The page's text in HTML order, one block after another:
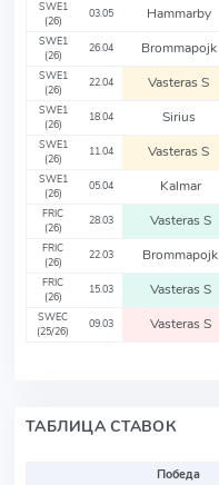
SWE1
(26)
03.05 Hammarby
SWE1
(26)
26.04 Brommapojk
SWE1
(26)
22.04 Vasteras S
SWE1
(26)
18.04 Sirius
SWE1
(26)
11.04 Vasteras S
SWE1
(26)
05.04 Kalmar
FRIC
(26)
28.03 Vasteras S
FRIC
(26)
22.03 Brommapojk
FRIC
(26)
15.03 Vasteras S
SWEC
(25/26)
09.03 Vasteras S
ТАБЛИЦА СТАВОК
Победа